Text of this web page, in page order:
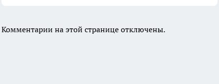
Комментарии на этой странице отключены.